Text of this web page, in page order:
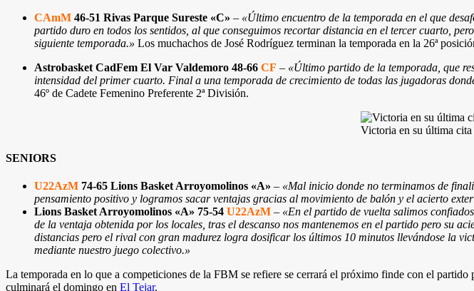
CAmM 46-51 Rivas Parque Sureste «C» – «Último encuentro de la temporada en el que
partido duro en todos los sentidos, al que conseguimos recortar distancia en el tercer cuarto,
siguiente temporada.» Los muchachos de José Rodríguez terminan la temporada en la 26ª
Astrobasket CadFem El Var Valdemoro 48-66 CF – «Último partido de la temporada, que
intensidad del primer cuarto. Final a una temporada de crecimiento de todas las jugadoras
46º de Cadete Femenino Preferente 2ª División.
Victoria en su última
SENIORS
U22AzM 74-65 Lions Basket Arroyomolinos «A» – «Mal inicio donde no terminamos de
pensamiento positivo y logramos sacar ventajas gracias al movimiento de balón y el acierto
Lions Basket Arroyomolinos «A» 75-54 U22AzM – «En el partido de vuelta salimos
de la ventaja obtenida por los locales, tras el descanso nos mantenemos en el partido pero su
distancias pero el rival con gran madurez logra dosificar los últimos 10 minutos llevándose la
mediante nuestro juego colectivo.»
La temporada en lo que a competiciones de la FBM se refiere se cerrará el próximo finde con el
culminará el domingo en El Tejar.